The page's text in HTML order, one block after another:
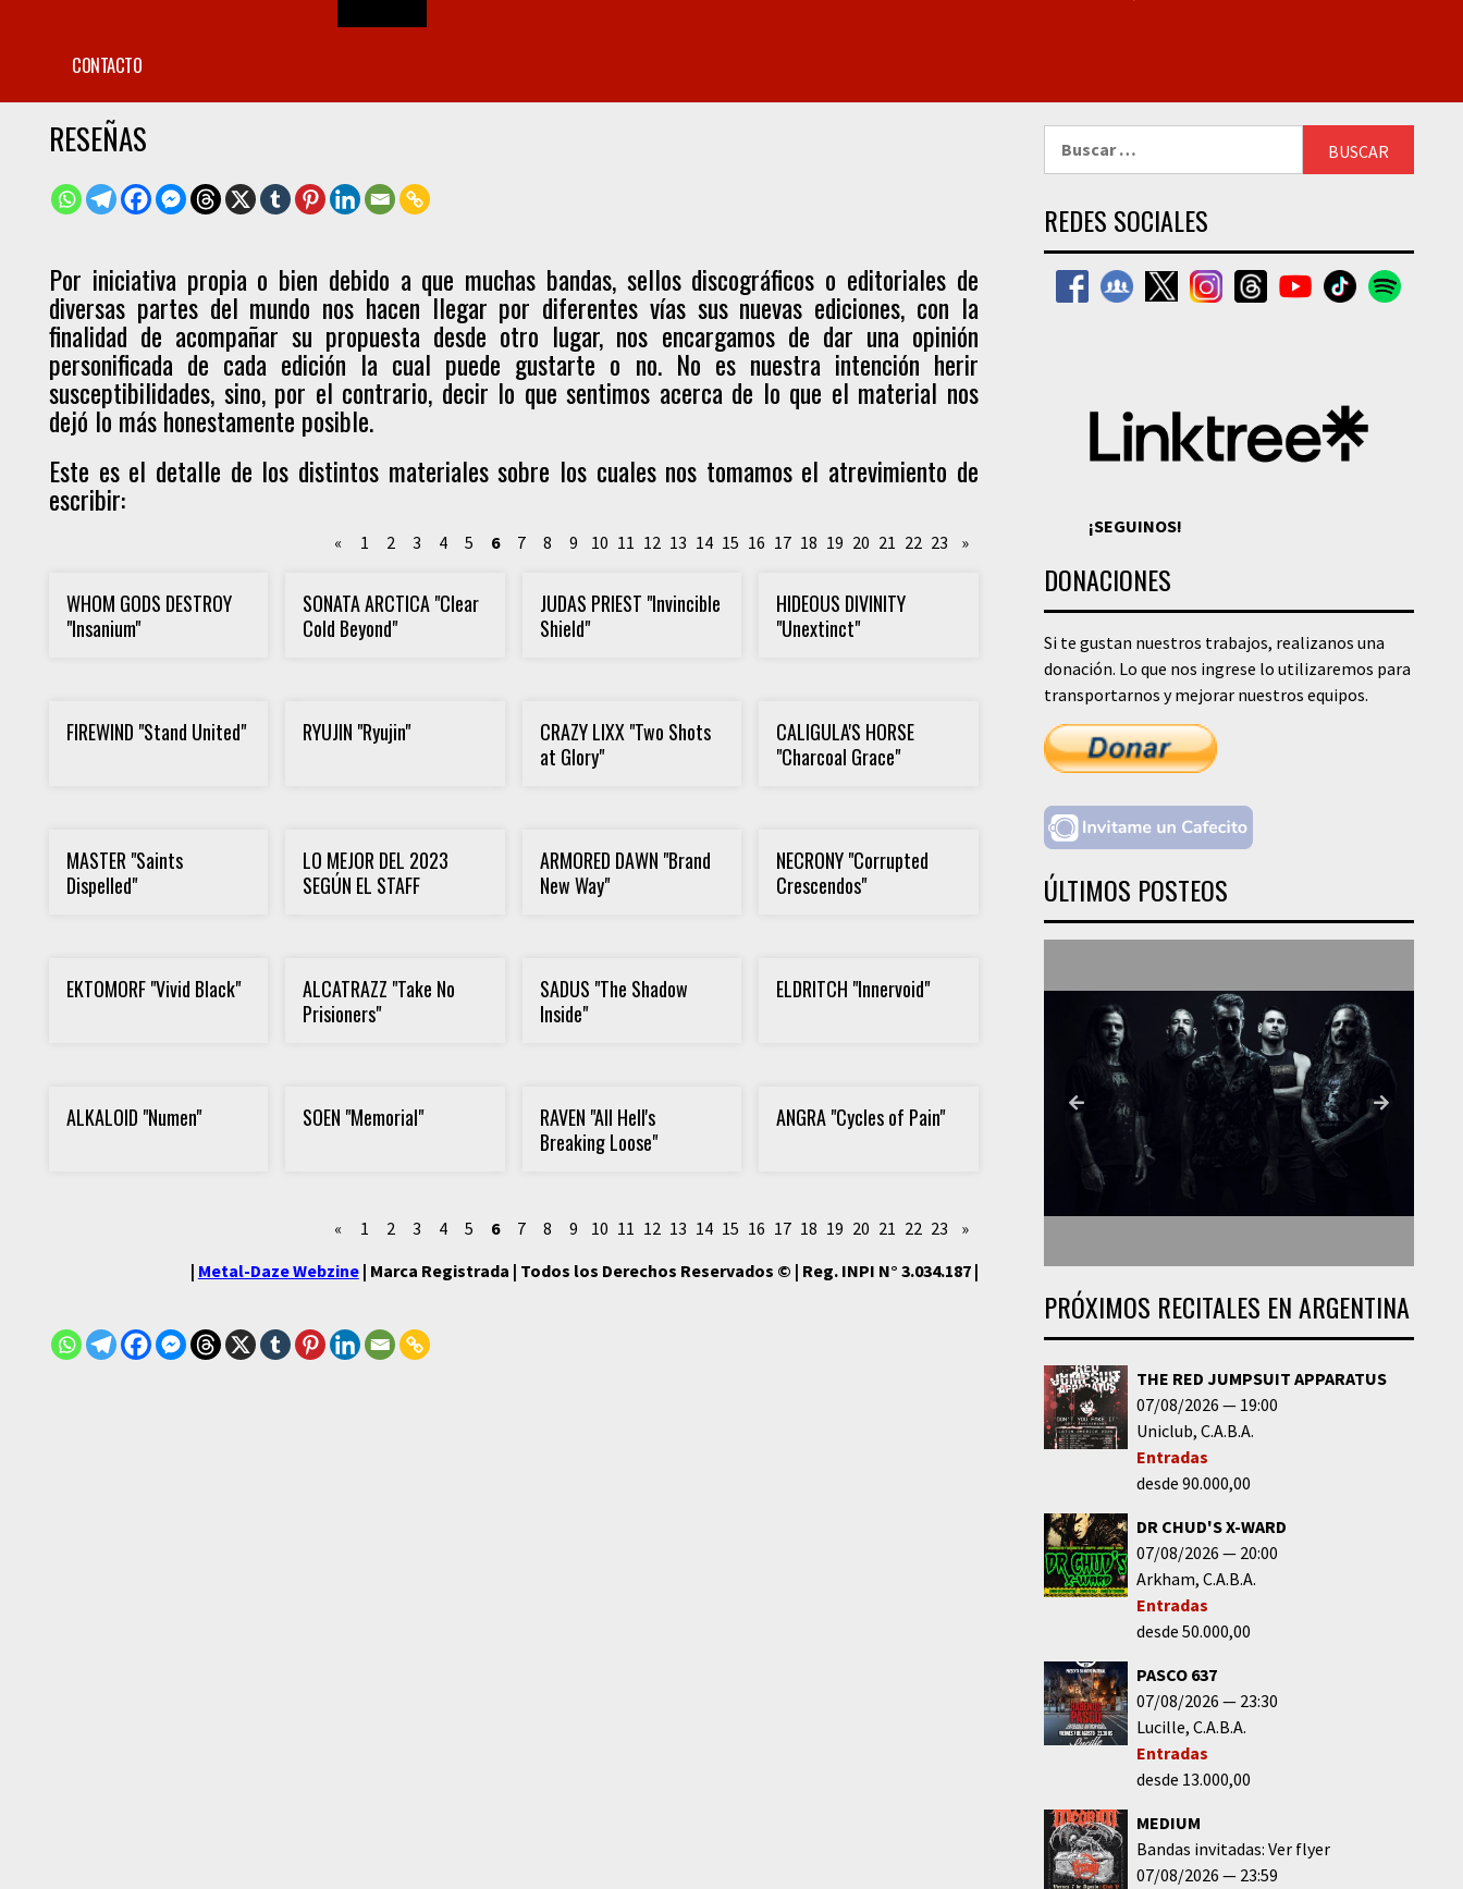
CONTACTO
RESEÑAS
Por iniciativa propia o bien debido a que muchas bandas, sellos discográficos o editoriales de
diversas partes del mundo nos hacen llegar por diferentes vías sus nuevas ediciones, con la
finalidad de acompañar su propuesta desde otro lugar, nos encargamos de dar una opinión
personificada de cada edición la cual puede gustarte o no. No es nuestra intención herir
susceptibilidades, sino, por el contrario, decir lo que sentimos acerca de lo que el material nos
dejó lo más honestamente posible.
Este es el detalle de los distintos materiales sobre los cuales nos tomamos el atrevimiento de
escribir:
« 1 2 3 4 5 6 7 8 9 10 11 12 13 14 15 16 17 18 19 20 21 22 23 »
WHOM GODS DESTROY
"Insanium"
SONATA ARCTICA "Clear
Cold Beyond"
JUDAS PRIEST "Invincible
Shield"
HIDEOUS DIVINITY
"Unextinct"
FIREWIND "Stand United" RYUJIN "Ryujin"
CRAZY LIXX "Two Shots
at Glory"
CALIGULA'S HORSE
"Charcoal Grace"
MASTER "Saints
Dispelled"
LO MEJOR DEL 2023
SEGÚN EL STAFF
ARMORED DAWN "Brand
New Way"
NECRONY "Corrupted
Crescendos"
EKTOMORF "Vivid Black"
ALCATRAZZ "Take No
Prisioners"
SADUS "The Shadow
Inside"
ELDRITCH "Innervoid"
ALKALOID "Numen" SOEN "Memorial"
RAVEN "All Hell's
Breaking Loose"
ANGRA "Cycles of Pain"
« 1 2 3 4 5 6 7 8 9 10 11 12 13 14 15 16 17 18 19 20 21 22 23
»
| Metal-Daze Webzine | Marca Registrada | Todos los Derechos Reservados © | Reg. INPI N° 3.034.187 |
REDES SOCIALES
¡SEGUINOS!
DONACIONES
Si te gustan nuestros trabajos, realizanos una
donación. Lo que nos ingrese lo utilizaremos para
transportarnos y mejorar nuestros equipos.
ÚLTIMOS POSTEOS
PRÓXIMOS RECITALES EN ARGENTINA
THE RED JUMPSUIT APPARATUS
07/08/2026
19:00
Uniclub C.A.B.A.
Entradas
desde 90.000,00
DR CHUD'S X-WARD
07/08/2026
20:00
Arkham C.A.B.A.
Entradas
desde 50.000,00
PASCO 637
07/08/2026
23:30
Lucille C.A.B.A.
Entradas
desde 13.000,00
MEDIUM
Bandas invitadas: Ver flyer
07/08/2026
23:59